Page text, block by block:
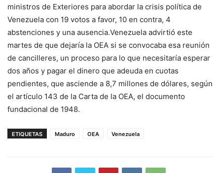
ministros de Exteriores para abordar la crisis política de
Venezuela con 19 votos a favor, 10 en contra, 4
abstenciones y una ausencia.Venezuela advirtió este
martes de que dejaría la OEA si se convocaba esa reunión
de cancilleres, un proceso para lo que necesitaría esperar
dos años y pagar el dinero que adeuda en cuotas
pendientes, que asciende a 8,7 millones de dólares, según
el artículo 143 de la Carta de la OEA, el documento
fundacional de 1948.
ETIQUETAS Maduro OEA Venezuela